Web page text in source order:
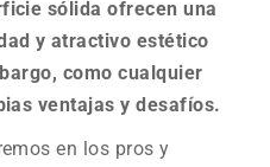
sólida ofrecen una
y atractivo estético
como cualquier
ventajas y desafíos.
en los pros y